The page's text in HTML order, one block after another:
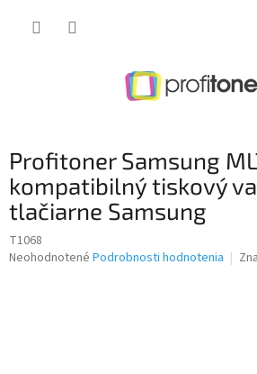
Profitoner Samsung
kompatibilný tiskový
tlačiarne Samsung
T1068
Priemerné
Neohodnotené Podrobnosti hodnotenia